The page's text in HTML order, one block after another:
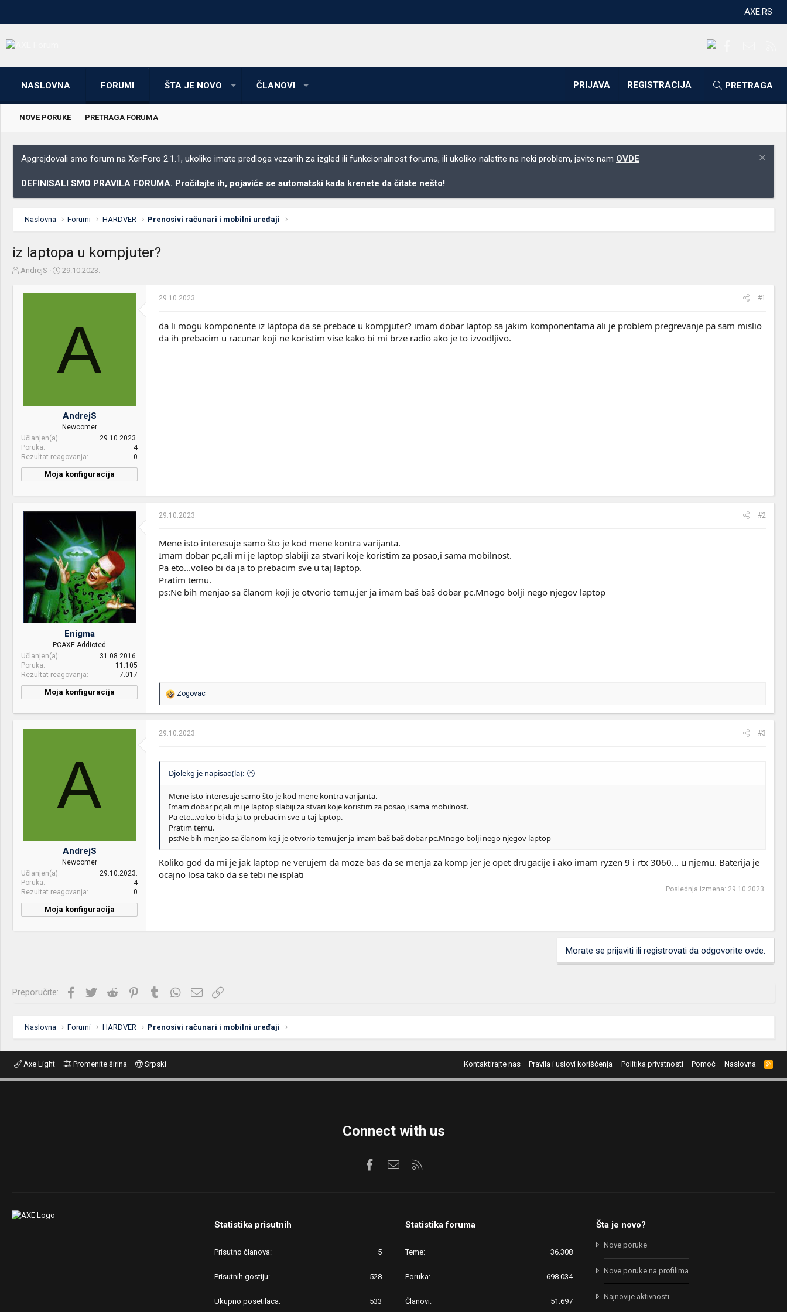
AXE.RS
NASLOVNA FORUMI ŠTA JE NOVO ČLANOVI PRIJAVA REGISTRACIJA PRETRAGA
NOVE PORUKE PRETRAGA FORUMA
Apgrejdovali smo forum na XenForo 2.1.1, ukoliko imate predloga vezanih za izgled ili funkcionalnost foruma, ili ukoliko naletite na neki problem, javite nam OVDE
DEFINISALI SMO PRAVILA FORUMA. Pročitajte ih, pojaviće se automatski kada krenete da čitate nešto!
Naslovna Forumi HARDVER Prenosivi računari i mobilni uređaji
iz laptopa u kompjuter?
Z
AndrejS
D
e
t
j
a
29.10.2023.
A
AndrejS
Newcomer
Učlanjen(a)
29.10.2023.
Poruka
4
Rezultat reagovanja
0
Moja konfiguracija
29.10.2023. #1
da li mogu komponente iz laptopa da se prebace u kompjuter? imam dobar laptop sa jakim komponentama ali je problem pregrevanje pa sam mislio
da ih prebacim u racunar koji ne koristim vise kako bi mi brze radio ako je to izvodljivo.
Enigma
PCAXE Addicted
Učlanjen(a)
31.08.2016.
Poruka
11.105
Rezultat reagovanja
7.017
Moja konfiguracija
Intel i7 3770K(4.4ghz),-
BeQuiet pure rock slim
VGA & cooler:
Sapphire Nitro + RX 580
4gb
500gb),ssd(adata su650
240gb)
Sound: Logitech G230
Case: cooler master elite
PSU: Corsair RM1000x
Internet: sbb 150/10
Other: xaomi redmi note 8 pro
29.10.2023. #2
Mene isto interesuje samo što je kod mene kontra varijanta.
Imam dobar pc,ali mi je laptop slabiji za stvari koje koristim za posao,i sama mobilnost.
Pa eto...voleo bi da ja to prebacim sve u taj laptop.
Pratim temu.
ps:Ne bih menjao sa članom koji je otvorio temu,jer ja imam baš baš dobar pc.Mnogo bolji nego njegov laptop
R
o
a
Zogovac
A
AndrejS
Newcomer
Učlanjen(a)
29.10.2023.
Poruka
4
Rezultat reagovanja
0
Moja konfiguracija
29.10.2023. #3
Djolekg je napisao(la):
Mene isto interesuje samo što je kod mene kontra varijanta.
Imam dobar pc,ali mi je laptop slabiji za stvari koje koristim za posao,i sama mobilnost.
Pa eto...voleo bi da ja to prebacim sve u taj laptop.
Pratim temu.
ps:Ne bih menjao sa članom koji je otvorio temu,jer ja imam baš baš dobar pc.Mnogo bolji nego njegov laptop
Koliko god da mi je jak laptop ne verujem da moze bas da se menja za komp jer je opet drugacije i ako imam ryzen 9 i rtx 3060... u njemu. Baterija je
ocajno losa tako da se tebi ne isplati
Poslednja izmena: 29.10.2023.
Morate se prijaviti ili registrovati da odgovorite ovde.
Preporučite: Facebook
Twitter Reddit PinterestTumblrWhatsApp
Imejl Link
Naslovna Forumi HARDVER Prenosivi računari i mobilni uređaji
Axe Light Promenite širina Srpski Kontaktirajte nas Pravila i uslovi korišćenja Politika privatnosti Pomoć Naslovna
R
S
S
Connect with us
FacebookKontaktirajte nas
Statistika prisutnih
Prisutno članova 5
Prisutnih gostiju 528
Ukupno posetilaca 533
Statistika foruma
Teme 36.308
Poruka 698.034
Članovi 51.697
Šta je novo?
Nove poruke
Nove poruke na profilima
Najnovije aktivnosti